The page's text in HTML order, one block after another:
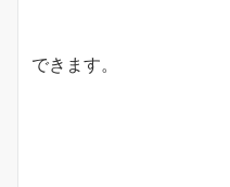
できます。